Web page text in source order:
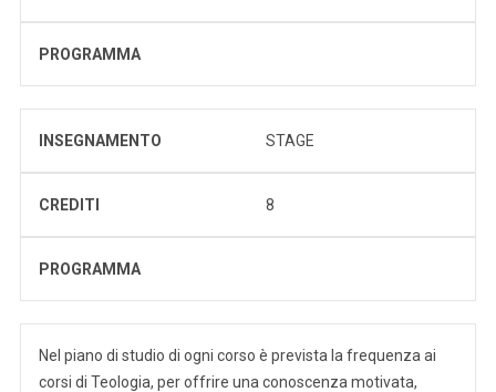
PROGRAMMA
INSEGNAMENTO STAGE
CREDITI 8
PROGRAMMA
Nel piano di studio di ogni corso è prevista la frequenza ai
corsi di Teologia, per offrire una conoscenza motivata,